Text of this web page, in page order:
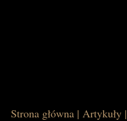
Strona główna | Artykuły |